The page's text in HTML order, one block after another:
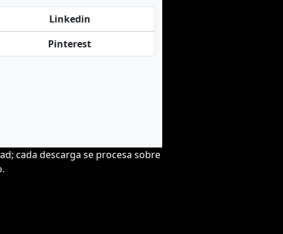
Linkedin
Pinterest
cada descarga se procesa sobre